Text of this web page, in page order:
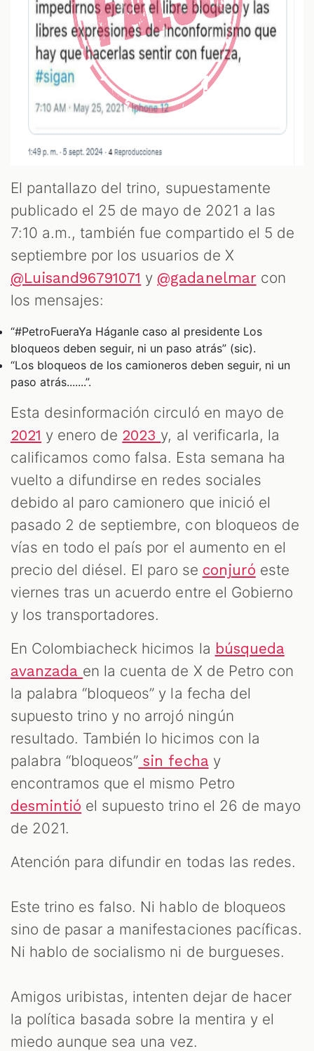
El pantallazo del trino, supuestamente
publicado el 25 de mayo de 2021 a las
7:10 a.m., también fue compartido el 5 de
septiembre por los usuarios de X
@Luisand96791071 y @gadanelmar con
los mensajes:
“#PetroFueraYa Háganle caso al presidente Los
bloqueos deben seguir, ni un paso atrás” (sic).
“Los bloqueos de los camioneros deben seguir, ni un
paso atrás.......”.
Esta desinformación circuló en mayo de
2021 y enero de 2023 y, al verificarla, la
calificamos como falsa. Esta semana ha
vuelto a difundirse en redes sociales
debido al paro camionero que inició el
pasado 2 de septiembre, con bloqueos de
vías en todo el país por el aumento en el
precio del diésel. El paro se conjuró este
viernes tras un acuerdo entre el Gobierno
y los transportadores.
En Colombiacheck hicimos la búsqueda
avanzada en la cuenta de X de Petro con
la palabra “bloqueos” y la fecha del
supuesto trino y no arrojó ningún
resultado. También lo hicimos con la
palabra “bloqueos” sin fechay
encontramos que el mismo Petro
desmintió el supuesto trino el 26 de mayo
de 2021.
Atención para difundir en todas las redes.
Este trino es falso. Ni hablo de bloqueos
sino de pasar a manifestaciones pacíficas.
Ni hablo de socialismo ni de burgueses.
Amigos uribistas, intenten dejar de hacer
la política basada sobre la mentira y el
miedo aunque sea una vez.